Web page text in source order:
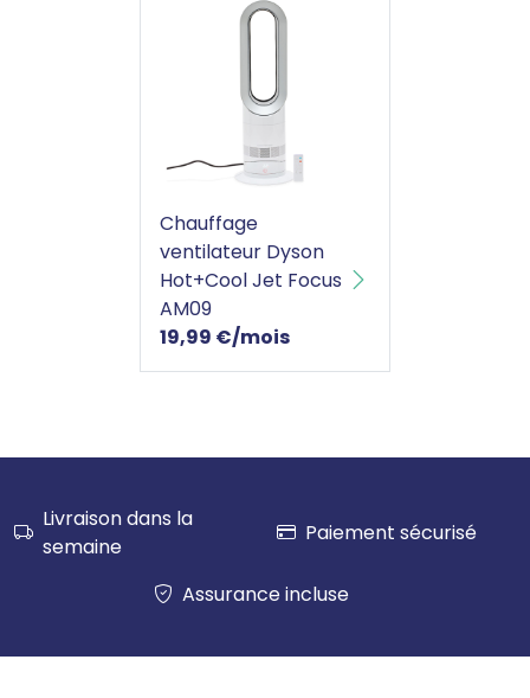
Chauffage ventilateur Dyson Hot+Cool
Chauffage
ventilateur Dyson
Hot+Cool Jet Focus
AM09
19,99 €/mois
Livraison dans la
semaine
Paiement sécurisé
Assurance incluse